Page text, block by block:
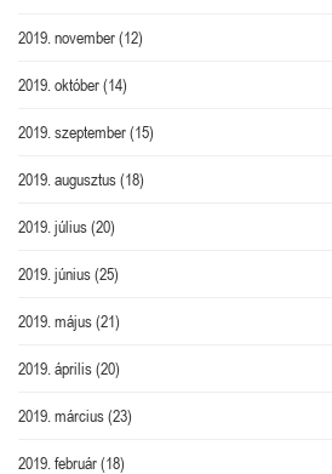
2019. november(12)
2019. október(14)
2019. szeptember(15)
2019. augusztus(18)
2019. július(20)
2019. június(25)
2019. május(21)
2019. április(20)
2019. március(23)
2019. február(18)